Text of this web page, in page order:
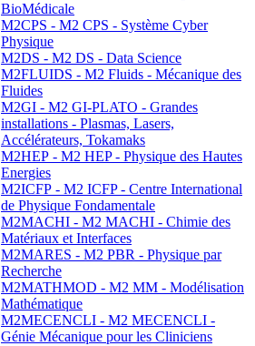
BioMédicale
M2CPS - M2 CPS - Système Cyber
Physique
M2DS - M2 DS - Data Science
M2FLUIDS - M2 Fluids - Mécanique des
Fluides
M2GI - M2 GI-PLATO - Grandes
installations - Plasmas, Lasers,
Accélérateurs, Tokamaks
M2HEP - M2 HEP - Physique des Hautes
Energies
M2ICFP - M2 ICFP - Centre International
de Physique Fondamentale
M2MACHI - M2 MACHI - Chimie des
Matériaux et Interfaces
M2MARES - M2 PBR - Physique par
Recherche
M2MATHMOD - M2 MM - Modélisation
Mathématique
M2MECENCLI - M2 MECENCLI -
Génie Mécanique pour les Cliniciens